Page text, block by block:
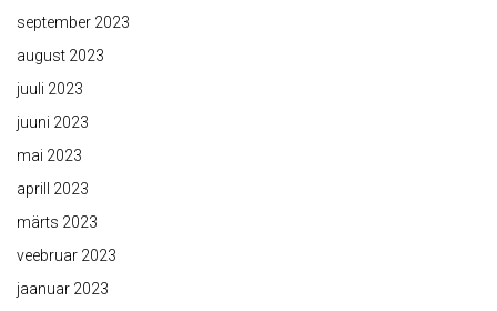
september 2023
august 2023
juuli 2023
juuni 2023
mai 2023
aprill 2023
märts 2023
veebruar 2023
jaanuar 2023